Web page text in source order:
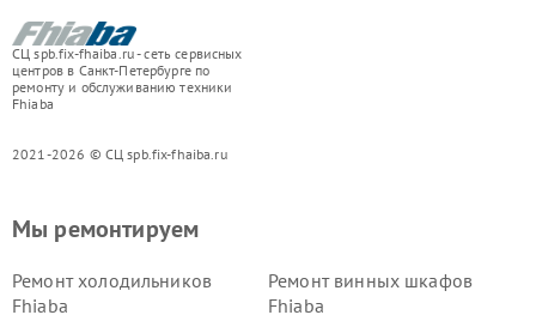
СЦ spb.fix-fhaiba.ru - сеть сервисных
центров в Санкт-Петербурге по
ремонту и обслуживанию техники
Fhiaba
2021-2026 © СЦ spb.fix-fhaiba.ru
Мы ремонтируем
Ремонт холодильников
Fhiaba
Ремонт винных шкафов
Fhiaba